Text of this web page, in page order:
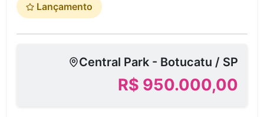
Lançamento
Central Park - Botucatu / SP
R$ 950.000,00